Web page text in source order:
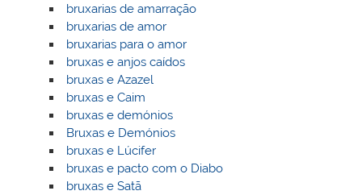
bruxarias de amarração
bruxarias de amor
bruxarias para o amor
bruxas e anjos caídos
bruxas e Azazel
bruxas e Caim
bruxas e demónios
Bruxas e Demónios
bruxas e Lúcifer
bruxas e pacto com o Diabo
bruxas e Satã